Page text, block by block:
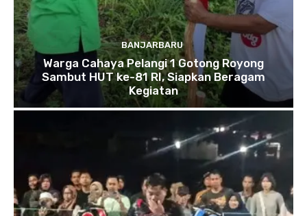
BANJARBARU
Warga Cahaya Pelangi 1 Gotong Royong
Sambut HUT ke-81 RI, Siapkan Beragam
Kegiatan